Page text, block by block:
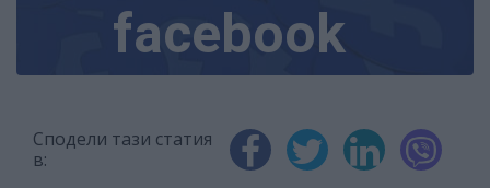
facebook
Сподели тази статия
в: